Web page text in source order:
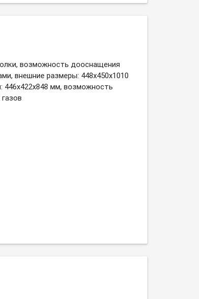
возможность дооснащения
внешние размеры: 448х450х1010
446х422х848 мм, возможность